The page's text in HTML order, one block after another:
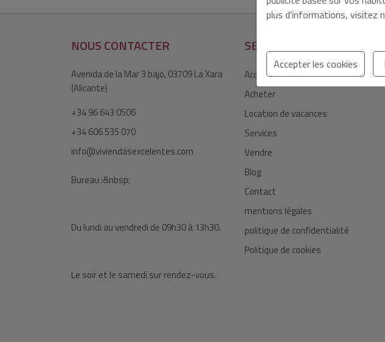
NOUS CONTACTER
Avenida de la Mar 3 bajo, 03709 La Xara
(Alicante)
+34 96 643 0506
+34 606 535 070
info@viviendasexcelentes.com
Bureau :&nbsp;
Du lundi au vendredi de 09h30 à 13h30.
Le soir et le samedi sur rendez-vous.
SECTIONS
Accueil
Acheter
Location de vacances
Services
Vendre
Blog
Contact
mentions légales
politique de confidentialité
Politique de cookies
plus d'informations, visitez
Accepter les cookies